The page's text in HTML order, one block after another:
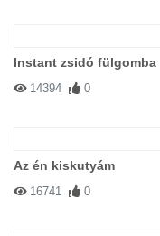
Instant zsidó fülgomba
14394 0
Az én kiskutyám
16741 0